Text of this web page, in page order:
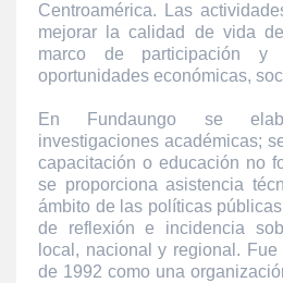
Centroamérica. Las
mejorar la calidad de vida
marco de participación y
oportunidades económicas,
En Fundaungo se
investigaciones académicas;
capacitación o educación no
se proporciona asistencia
ámbito de las políticas
de reflexión e incidencia
local, nacional y regional.
de 1992 como una